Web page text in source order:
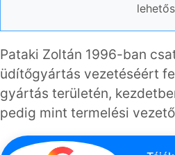
Pataki Zoltán 1996-ban
üdítőgyártás vezetéséért
gyártás területén,
pedig mint termelési